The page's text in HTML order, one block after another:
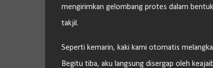
mengirimkan gelombang protes dalam
takjil.
Seperti kemarin, kaki kami otomatis
Begitu tiba, aku langsung disergap oleh